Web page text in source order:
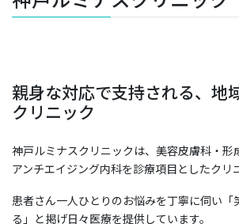
親身な対応で支持される、地
クリニック
神戸ルミナスクリニックは、美容皮膚科・形
アンチエイジング内科を診療項目としたクリ
患者さん一人ひとりのお悩みを丁寧に伺い「
る」と掲げ日々医療を提供しています。